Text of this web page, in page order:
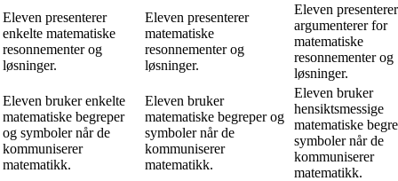
Eleven presenterer
enkelte matematiske
resonnementer og
løsninger.
Eleven presenterer
matematiske
resonnementer og
løsninger.
Eleven
argumenterer for
matematiske
resonnementer og
løsninger.
Eleven bruker enkelte
matematiske begreper
og symboler når de
kommuniserer
matematikk.
Eleven bruker
matematiske begreper og
symboler når de
kommuniserer
matematikk.
Eleven bruker
hensiktsmessige
matematiske
symboler når de
kommuniserer
matematikk.